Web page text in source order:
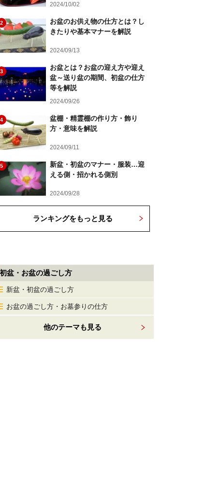
2024/10/02
2
お盆のお供え物の仕方とは？し
きたりや基本マナーを解説
2024/09/13
3
お盆とは？お盆の迎え方や迎え
盆～送り盆の期間、初盆の仕方
等を解説
2024/09/26
4
盆棚・精霊棚の作り方・飾り
方・意味を解説
2024/09/11
5
新盆・初盆のマナー・服装…迎
える側・招かれる側別
2024/09/28
ランキングをもっと見る
初盆・お盆の過ごし方
新盆・初盆の過ごし方
お盆の過ごし方・お墓参りの仕方
他のテーマも見る